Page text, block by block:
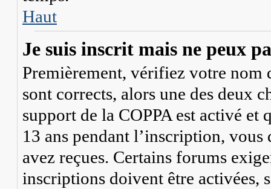
Haut
Je suis inscrit mais ne peux
Premièrement, vérifiez votre nom
sont corrects, alors une des deux
support de la COPPA est activé et
13 ans pendant l’inscription,
avez reçues. Certains forums
inscriptions doivent être activées,